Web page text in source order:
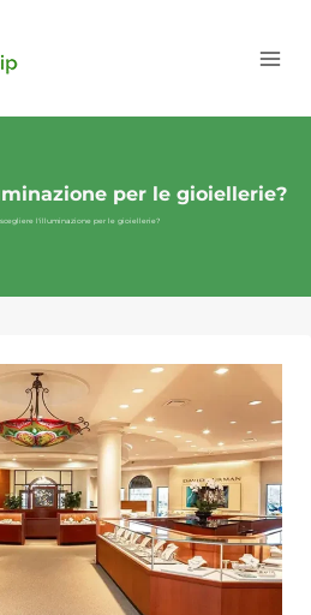
per le gioiellerie?
scegliere l'illuminazione per le gioiellerie?